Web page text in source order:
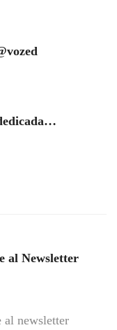
al Newsletter
al newsletter